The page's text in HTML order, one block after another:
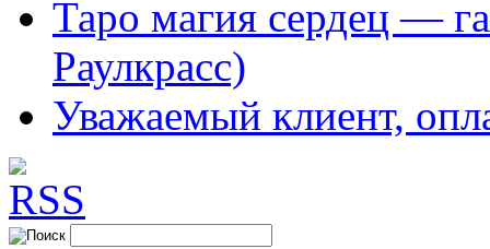
Таро магия сердец —
Раулкрасс)
Уважаемый клиент,